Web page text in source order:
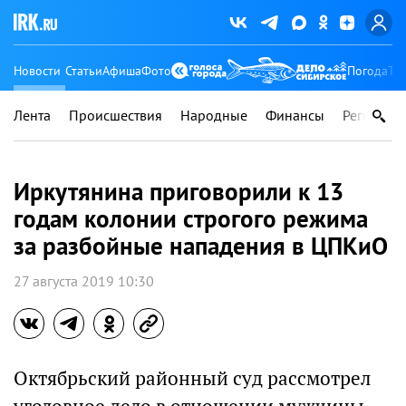
Новости СтатьиАфишаФото Погода
Лента Происшествия Народные Финансы Регионы
Иркутянина приговорили к 13
годам колонии строгого режима
за разбойные нападения в ЦПКиО
27 августа 2019 10:30
Октябрьский районный суд рассмотрел